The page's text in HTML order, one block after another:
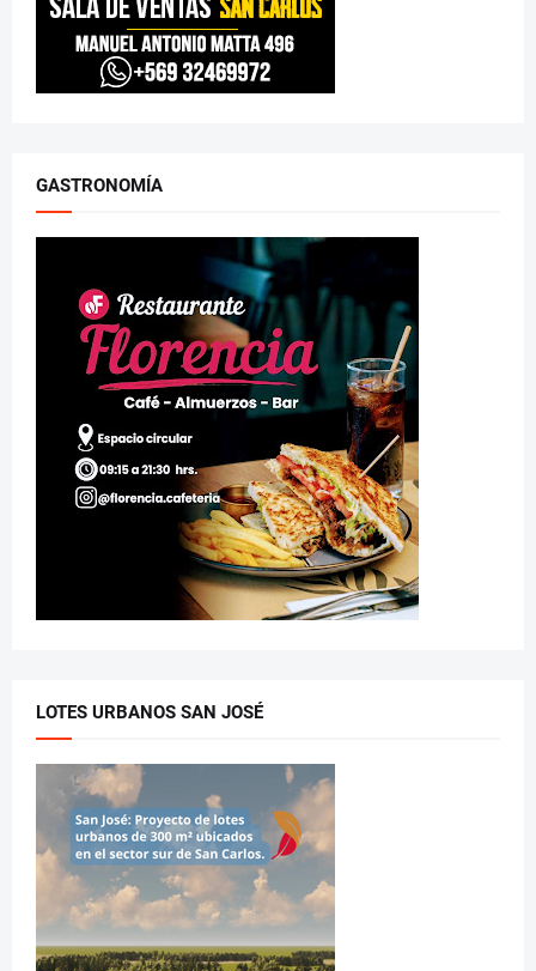
GASTRONOMÍA
LOTES URBANOS SAN JOSÉ